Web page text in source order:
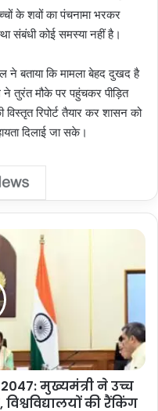
के शवों का पंचनामा भरकर
संबंधी कोई समस्या नहीं है।
ने बताया कि मामला बेहद दुखद है
तुरंत मौके पर पहुंचकर पीड़ित
रिपोर्ट तैयार कर शासन को
दिलाई जा सके।
मुख्यमंत्री ने उच्च
की रैंकिंग